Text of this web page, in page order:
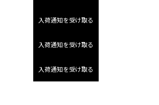
入荷通知を受け取る
入荷通知を受け取る
入荷通知を受け取る